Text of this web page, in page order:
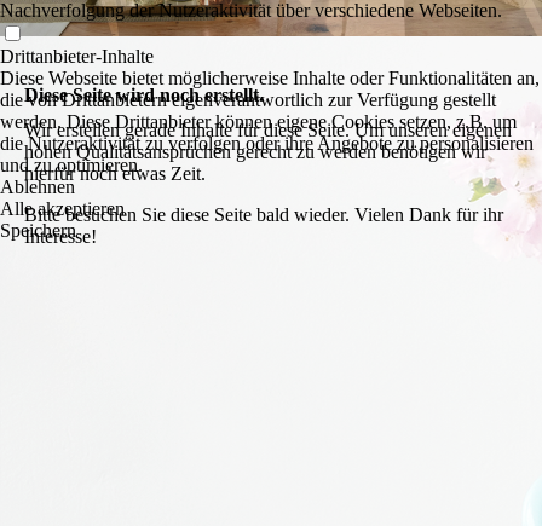
Diese Seite wird noch erstellt.
Wir erstellen gerade Inhalte für diese Seite. Um unseren eigenen
hohen Qualitätsansprüchen gerecht zu werden benötigen wir
hierfür noch etwas Zeit.
Bitte besuchen Sie diese Seite bald wieder. Vielen Dank für ihr
Interesse!
Nachverfolgung der Nutzeraktivität über verschiedene Webseiten.
Drittanbieter-Inhalte
Diese Webseite bietet möglicherweise Inhalte oder Funktionalitäten an,
die von Drittanbietern eigenverantwortlich zur Verfügung gestellt
werden. Diese Drittanbieter können eigene Cookies setzen, z.B. um
die Nutzeraktivität zu verfolgen oder ihre Angebote zu personalisieren
und zu optimieren.
Ablehnen
Alle akzeptieren
Speichern